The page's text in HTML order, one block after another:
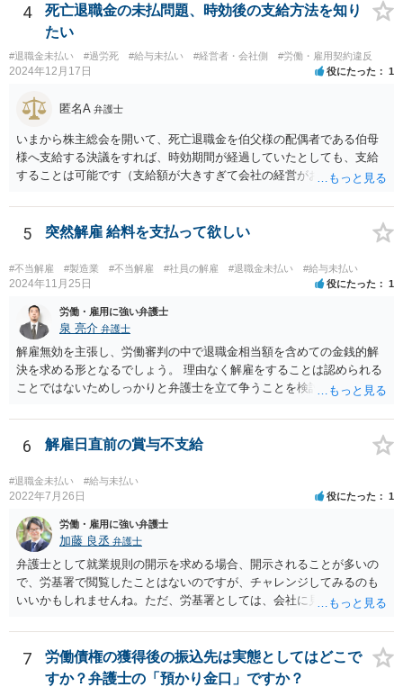
うでなければ争う余地はあるでしょう。ただ解雇予告手当を受け取っ
てしまっている事実もあり、その点不利であることは確かです。 その
一方で、一般論ですが、解雇は会社にとってハードルが高く、また懲
戒処分としての解雇はさらにハードルが高まります。 例えば、今回の
懲戒解雇の言渡しの前に人事部あるいは幹部との面談等ありましたで
しょうか。それとも何もなしにいきなりの解雇通告でしたか。後者の
場合、争える余地が増えるといえるでしょう。 ただ、復職は色々な意
味で難しいと思われますので、復職を主張しつつ、最終的に解決金と
して退職金以上の金額を受け取ることで退職するというのが現実的に
目指すべき方向性になるかと思います。
4
死亡退職金の未払問題、時効後の支給方法を知り
たい
#退職金未払い #過労死 #給与未払い #経営者・会社側 #労働・雇用契約違反
2024年12月17日 役にたった 1
匿名A 弁護士
いまから株主総会を開いて、死亡退職金を伯父様の配偶者である伯母
様へ支給する決議をすれば、時効期間が経過していたとしても、支給
することは可能です（支給額が大きすぎて会社の経営がおかしくなっ
すし（支払う必要のないお金を支払うわけですから）、受け取った伯
母様には一時所得として課税される可能性もありますから、事前に税
5 突然解雇 給料を支払って欲しい
#不当解雇 #製造業 #不当解雇 #社員の解雇 #退職金未払い #給与未払い
2024年11月25日 役にたった 1
労働・雇用に強い弁護士
泉 亮介 弁護士
解雇無効を主張し、労働審判の中で退職金相当額を含めての金銭的解
決を求める形となるでしょう。 理由なく解雇をすることは認められる
ことではないためしっかりと弁護士を立て争うことを検討されて良い
6 解雇日直前の賞与不支給
#退職金未払い #給与未払い
2022年7月26日 役にたった 1
労働・雇用に強い弁護士
加藤 良丞 弁護士
弁護士として就業規則の開示を求める場合、開示されることが多いの
で、労基署で閲覧したことはないのですが、チャレンジしてみるのも
いいかもしれませんね。ただ、労基署としては、会社に見せてもらっ
ることを端的に理解してもらう必要があると思います。よって、就業
規則の開示に関するやりとりはメール等の形に残る方法で行うのが良
いと思います。
7
労働債権の獲得後の振込先は実態としてはどこで
すか？弁護士の「預かり金口」ですか？